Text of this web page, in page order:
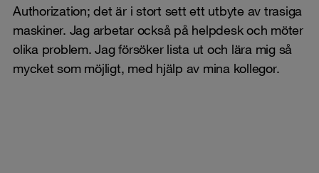
Authorization; det är i stort sett ett utbyte av trasiga
maskiner. Jag arbetar också på helpdesk och möter
olika problem. Jag försöker lista ut och lära mig så
mycket som möjligt, med hjälp av mina kollegor.